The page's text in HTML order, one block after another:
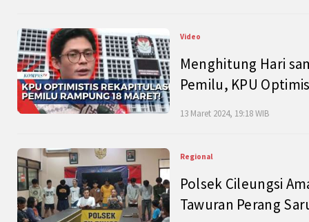
Video
Menghitung Hari
Pemilu, KPU
13 Maret 2024, 19:18 WIB
Regional
Polsek Cileungsi
Tawuran Perang